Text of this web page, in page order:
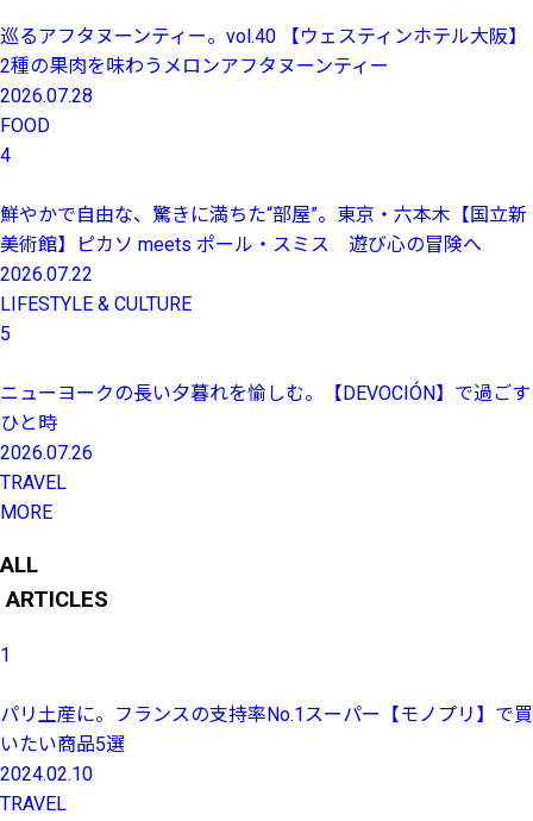
巡るアフタヌーンティー。vol.40 【ウェスティンホテル大阪】
2種の果肉を味わうメロンアフタヌーンティー
2026.07.28
FOOD
4
鮮やかで自由な、驚きに満ちた“部屋”。東京・六本木【国立新
美術館】ピカソ meets ポール・スミス 遊び心の冒険へ
2026.07.22
LIFESTYLE & CULTURE
5
ニューヨークの長い夕暮れを愉しむ。【DEVOCIÓN】で過ごす
ひと時
2026.07.26
TRAVEL
MORE
ALL
ARTICLES
1
パリ土産に。フランスの支持率No.1スーパー【モノプリ】で買
いたい商品5選
2024.02.10
TRAVEL